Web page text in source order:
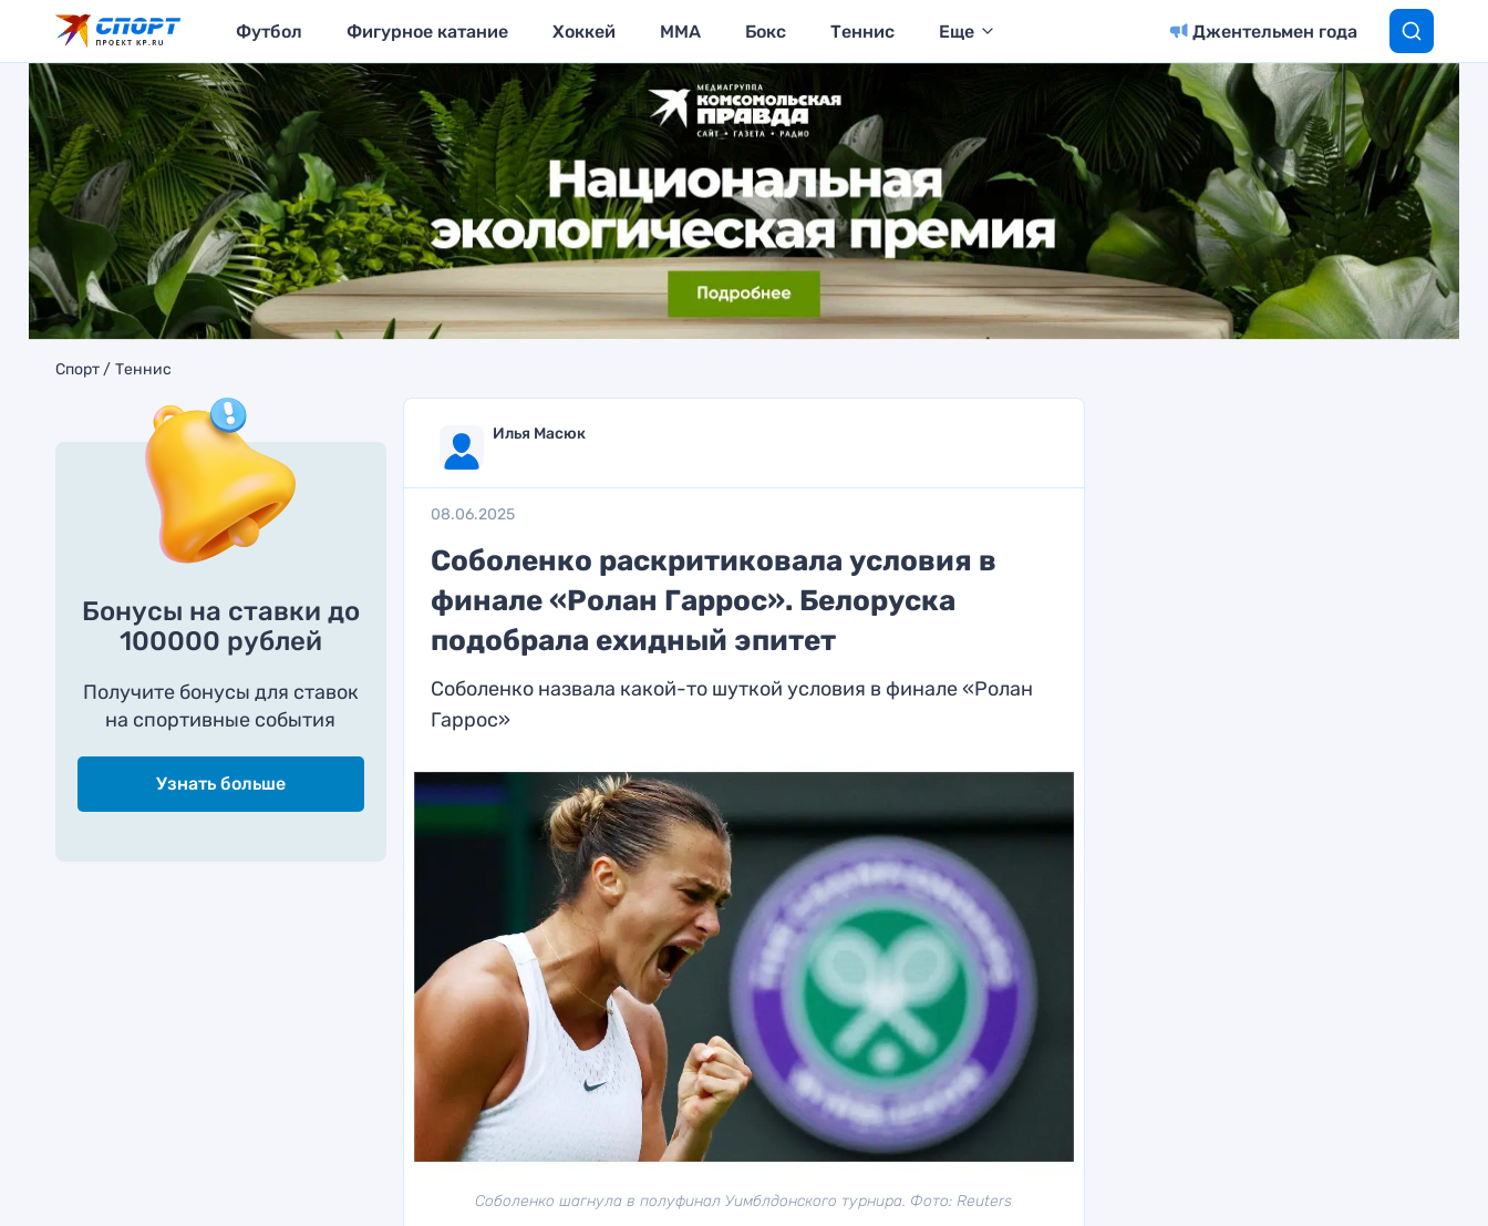
Футбол Фигурное катание Хоккей MMA Бокс Теннис Еще Джентельмен года
Спорт Теннис
Бонусы на ставки до
100000 рублей
Получите бонусы для ставок
на спортивные события
Узнать больше
Илья Масюк
08.06.2025
Соболенко раскритиковала условия в
финале «Ролан Гаррос». Белоруска
подобрала ехидный эпитет
Соболенко назвала какой-то шуткой условия в финале «Ролан
Гаррос»
Соболенко шагнула в полуфинал Уимблдонского турнира. Фото: Reuters